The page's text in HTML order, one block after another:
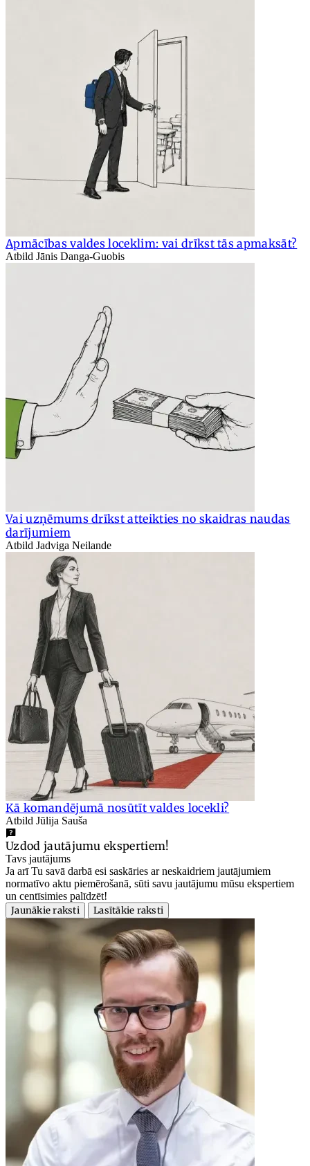
Apmācības valdes loceklim: vai drīkst tās apmaksāt?
Atbild Jānis Danga-Guobis
Vai uzņēmums drīkst atteikties no skaidras naudas
darījumiem
Atbild Jadviga Neilande
Kā komandējumā nosūtīt valdes locekli?
Atbild Jūlija Sauša
Uzdod jautājumu ekspertiem!
Tavs jautājums
Ja arī Tu savā darbā esi saskāries ar neskaidriem jautājumiem
normatīvo aktu piemērošanā, sūti savu jautājumu mūsu ekspertiem
un centīsimies palīdzēt!
Jaunākie raksti
Lasītākie raksti